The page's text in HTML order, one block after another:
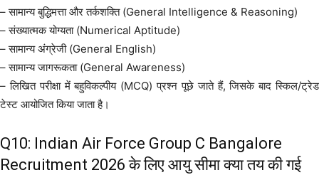
– सामान्य बुद्धिमत्ता और तर्कशक्ति (General Intelligence & Reasoning)
– संख्यात्मक योग्यता (Numerical Aptitude)
– सामान्य अंग्रेजी (General English)
– सामान्य जागरूकता (General Awareness)
– लिखित परीक्षा में बहुविकल्पीय (MCQ) प्रश्न पूछे जाते हैं, जिसके बाद स्किल/ट्रेड
टेस्ट आयोजित किया जाता है।
Q10: Indian Air Force Group C Bangalore
Recruitment 2026 के लिए आयु सीमा क्या तय की गई